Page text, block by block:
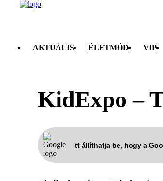
AKTUÁLIS ÉLETMÓD VIP
KidExpo –
Itt állíthatja be, hogy a